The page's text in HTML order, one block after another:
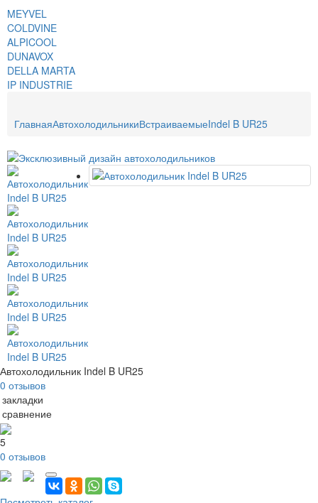
MEYVEL
COLDVINE
ALPICOOL
DUNAVOX
DELLA MARTA
IP INDUSTRIE
ГлавнаяАвтохолодильникиВстраиваемыеIndel B UR25
Автохолодильник Indel B UR25
0 отзывов
5
0 отзывов